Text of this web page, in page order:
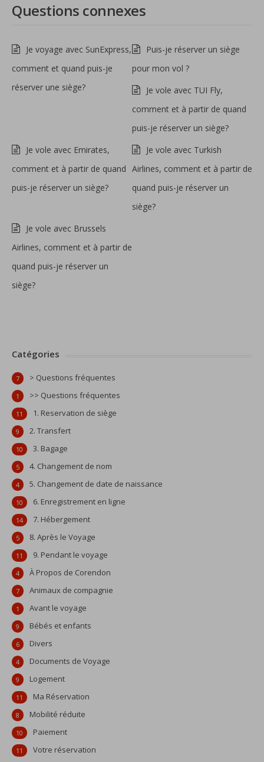
Questions connexes
Je voyage avec SunExpress,
comment et quand puis-je
réserver une siège?
Puis-je réserver un siège
pour mon vol ?
Je vole avec TUI Fly,
comment et à partir de quand
puis-je réserver un siège?
Je vole avec Emirates,
comment et à partir de quand
puis-je réserver un siège?
Je vole avec Turkish
Airlines, comment et à partir de
quand puis-je réserver un
siège?
Je vole avec Brussels
Airlines, comment et à partir de
quand puis-je réserver un
siège?
Catégories
> Questions fréquentes
7
>> Questions fréquentes
1
1. Reservation de siège
11
2. Transfert
9
3. Bagage
10
4. Changement de nom
5
5. Changement de date de naissance
4
6. Enregistrement en ligne
10
7. Hébergement
14
8. Après le Voyage
5
9. Pendant le voyage
11
À Propos de Corendon
4
Animaux de compagnie
7
Avant le voyage
1
Bébés et enfants
9
Divers
6
Documents de Voyage
4
Logement
9
Ma Réservation
11
Mobilité réduite
8
Paiement
10
Votre réservation
11